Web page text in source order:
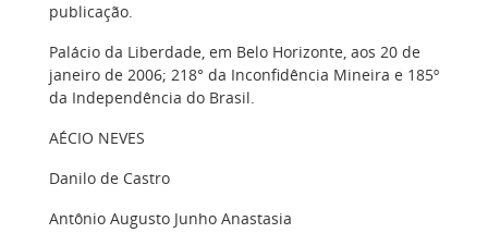
publicação.
Palácio da Liberdade, em Belo Horizonte, aos 20 de
janeiro de 2006; 218° da Inconfidência Mineira e 185º
da Independência do Brasil.
AÉCIO NEVES
Danilo de Castro
Antônio Augusto Junho Anastasia